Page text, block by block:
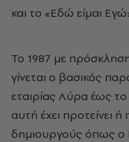
και το «Εδώ είμαι
Το 1987 με
γίνεται ο βασικός
εταιρίας Λύρα έως
αυτή έχει προτείνει
δημιουργούς όπως ο